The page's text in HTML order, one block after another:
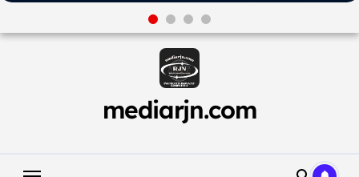
Skip
mediarjn.com